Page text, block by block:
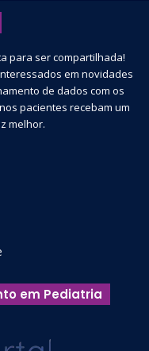
para ser compartilhada!
em novidades
de dados com os
pacientes recebam um
melhor.
em Pediatria